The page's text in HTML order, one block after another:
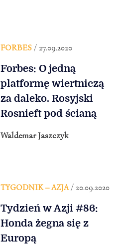
FORBES/ 27.09.2020
Forbes: O jedną
platformę wiertniczą
za daleko. Rosyjski
Rosnieft pod ścianą
Waldemar Jaszczyk
TYGODNIK – AZJA/ 20.09.2020
Tydzień w Azji #86:
Honda żegna się z
Europą